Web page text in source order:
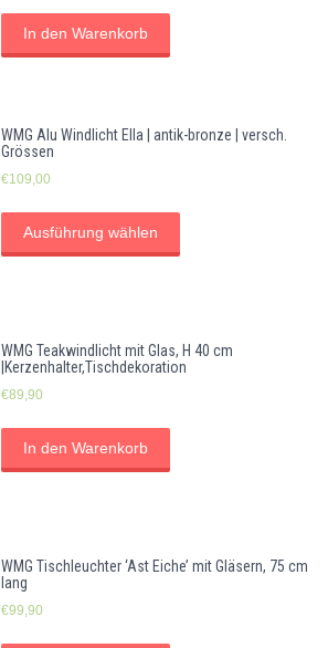
In den Warenkorb
WMG Alu Windlicht Ella | antik-bronze | versch.
Grössen
€109,00
Ausführung wählen
WMG Teakwindlicht mit Glas, H 40 cm
|Kerzenhalter,Tischdekoration
€89,90
In den Warenkorb
WMG Tischleuchter ‘Ast Eiche’ mit Gläsern, 75 cm
lang
€99,90